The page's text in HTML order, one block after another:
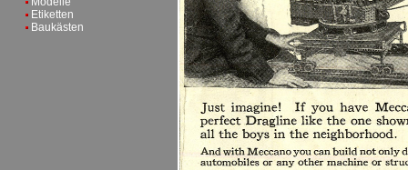
Etiketten
Baukästen